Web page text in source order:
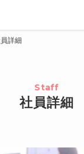
詳細
Staff
社員詳細